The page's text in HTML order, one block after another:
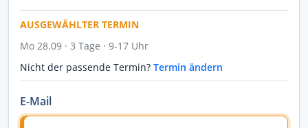
AUSGEWÄHLTER TERMIN
Mo 28.09 · 3 Tage · 9-17 Uhr
Nicht der passende Termin? Termin ändern
E-Mail